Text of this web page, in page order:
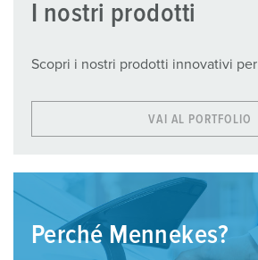
I nostri prodotti
Scopri i nostri prodotti innovativi
VAI AL PORTFOLIO
Perché Mennekes?